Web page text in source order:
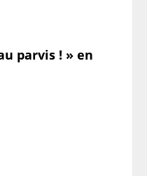
parvis ! » en